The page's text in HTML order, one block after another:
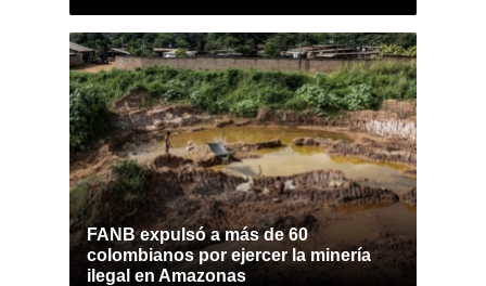
FANB expulsó a más de 60
colombianos por ejercer la minería
ilegal en Amazonas